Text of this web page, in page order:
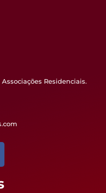
Residenciais.